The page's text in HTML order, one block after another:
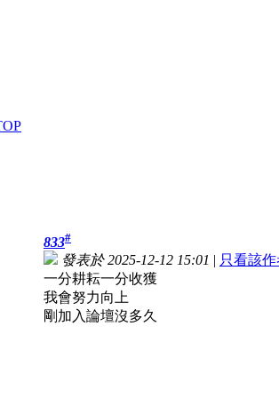
833#
發表於 2025-12-12 15:01 | 只看該
一分耕耘一分收獲
我會努力向上
剛加入論壇沒多久